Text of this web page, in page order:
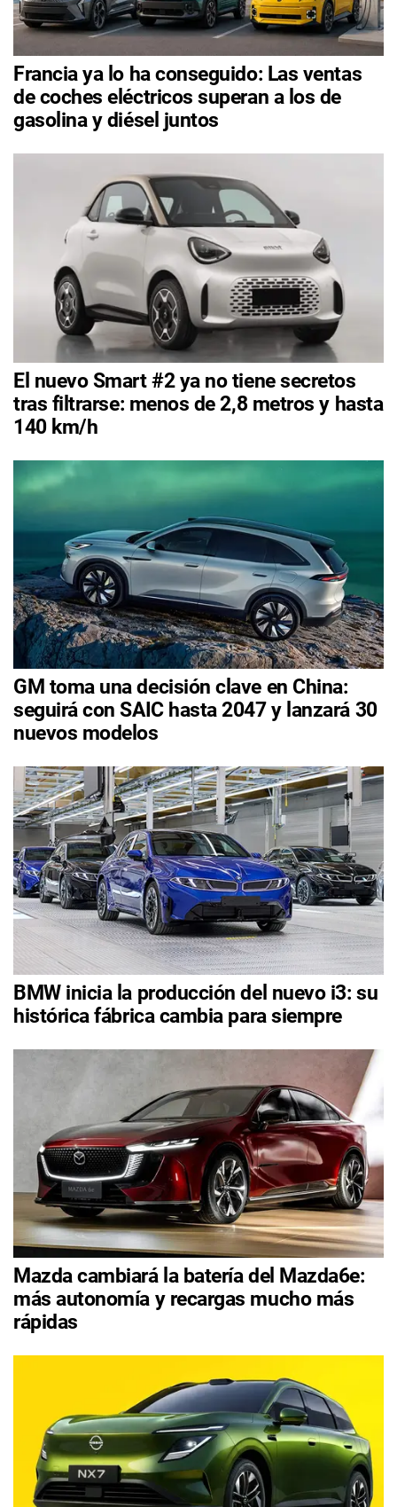
Francia ya lo ha conseguido: Las ventas
de coches eléctricos superan a los de
gasolina y diésel juntos
El nuevo Smart #2 ya no tiene secretos
tras filtrarse: menos de 2,8 metros y hasta
140 km/h
GM toma una decisión clave en China:
seguirá con SAIC hasta 2047 y lanzará 30
nuevos modelos
BMW inicia la producción del nuevo i3: su
histórica fábrica cambia para siempre
Mazda cambiará la batería del Mazda6e:
más autonomía y recargas mucho más
rápidas